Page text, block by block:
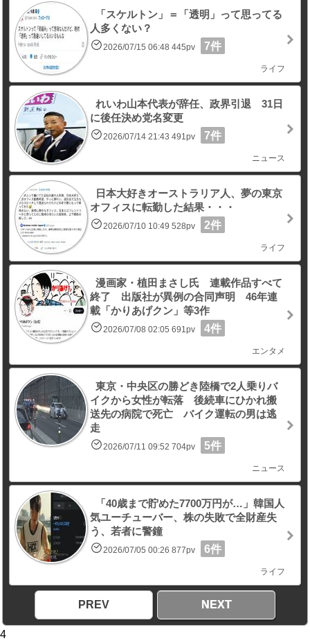
「スケルトン」＝「透明」って思ってる
人多くない？
2026/07/15 06:48 445pv 7件
ライフ
れいわ山本代表が辞任、政界引退 31日
に後任決め党名変更
2026/07/14 21:43 491pv 7件
ニュース
日本大好きオーストラリア人、夢の東京
オフィスに転勤した結果・・・
2026/07/10 10:49 528pv 2件
ライフ
漫画家・植田まさし氏 連載作品すべて
終了 出版社が異例の合同声明 46年連
載「かりあげクン」等3作
2026/07/08 02:05 691pv 4件
エンタメ
東京・中央区の勝どき陸橋で2人乗りバ
イクから女性が転落 後続車にひかれ搬
送先の病院で死亡 バイク運転の男は逃
走
2026/07/11 09:52 704pv 5件
ニュース
「40歳まで貯めた7700万円が…」韓国人
気ユーチューバー、株の失敗で全財産失
う、若者に警鐘
2026/07/05 00:26 877pv 6件
ライフ
PREV NEXT
4